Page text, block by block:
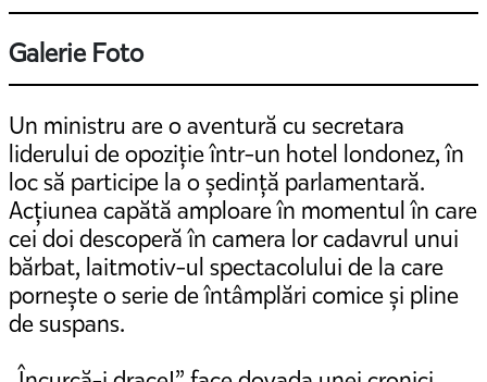
Galerie Foto
Un ministru are o aventură cu secretara
liderului de opoziție într-un hotel londonez, în
loc să participe la o ședință parlamentară.
Acțiunea capătă amploare în momentul în care
cei doi descoperă în camera lor cadavrul unui
bărbat, laitmotiv-ul spectacolului de la care
pornește o serie de întâmplări comice și pline
de suspans.